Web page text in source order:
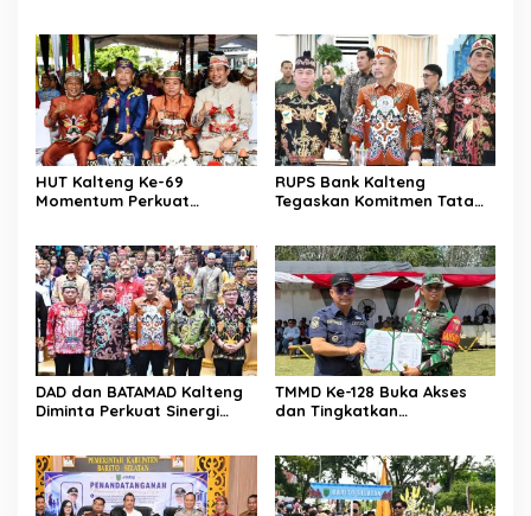
HUT Kalteng Ke-69
Momentum Perkuat
RUPS Bank Kalteng
Tegaskan Komitmen Tata
DAD dan BATAMAD Kalteng
Diminta Perkuat Sinergi
TMMD Ke-128 Buka Akses
dan Tingkatkan